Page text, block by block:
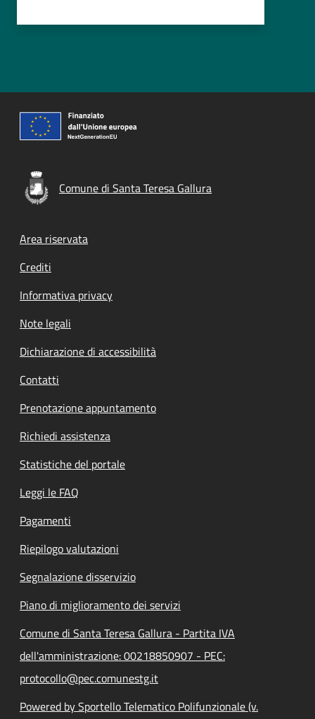
Comune di Santa Teresa Gallura
Footer menu
Area riservata
Crediti
Informativa privacy
Note legali
Dichiarazione di accessibilità
Contatti
Prenotazione appuntamento
Richiedi assistenza
Statistiche del portale
Leggi le FAQ
Pagamenti
Riepilogo valutazioni
Segnalazione disservizio
Piano di miglioramento dei servizi
Comune di Santa Teresa Gallura - Partita IVA
dell'amministrazione: 00218850907 - PEC:
protocollo@pec.comunestg.it
Powered by Sportello Telematico Polifunzionale (v.